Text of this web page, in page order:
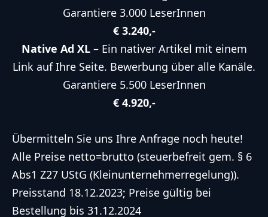
Garantiere 3.000 LeserInnen
€ 3.240,-
Native Ad XL – Ein nativer Artikel mit einem
Link auf Ihre Seite. Bewerbung über alle Kanäle.
Garantiere 5.500 LeserInnen
€ 4.920,-
Übermitteln Sie uns Ihre Anfrage noch heute!
Alle Preise netto=brutto (steuerbefreit gem. § 6
Abs1 Z27 UStG (Kleinunternehmerregelung)).
Preisstand 18.12.2023; Preise gültig bei
Bestellung bis 31.12.2024